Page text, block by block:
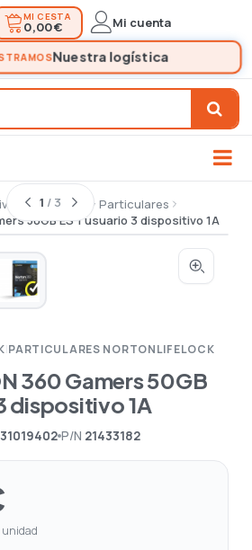
MI CESTA
0,00 € Mi cuenta
seguridad
Particulares
50GB ES 1 usuario 3 dispositivo 1A
1 / 3
|PARTICULARES NORTONLIFELOCK
360 Gamers 50GB
dispositivo 1A
P/N 21433182
unidad